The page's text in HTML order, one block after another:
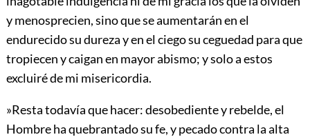
y menosprecien, sino que se aumentarán en el
endurecido su dureza y en el ciego su ceguedad para que
tropiecen y caigan en mayor abismo; y solo a estos
excluiré de mi misericordia.
»Resta todavía que hacer: desobediente y rebelde, el
Hombre ha quebrantado su fe, y pecado contra la alta